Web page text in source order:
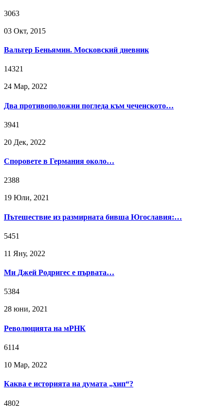
3063
03 Окт, 2015
Вальтер Беньямин. Московский дневник
14321
24 Мар, 2022
Два противоположни погледа към чеченското…
3941
20 Дек, 2022
Споровете в Германия около…
2388
19 Юли, 2021
Пътешествие из размирната бивша Югославия:…
5451
11 Яну, 2022
Ми Джей Родригес е първата…
5384
28 юни, 2021
Революцията на мРНК
6114
10 Мар, 2022
Каква е историята на думата „хип“?
4802